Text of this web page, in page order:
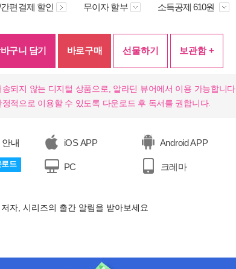
편결제 할인 무이자 할부 소득공제 610원
구니 담기 바로구매 선물하기 보관함 +
송되지 않는 디지털 상품으로, 알라딘 뷰어에서 이용 가능합니다.
정적으로 이용할 수 있도록 다운로드 후 독서를 권합니다.
내
로드
iOS APP Android APP
PC 크레마
자, 시리즈의 출간 알림을 받아보세요